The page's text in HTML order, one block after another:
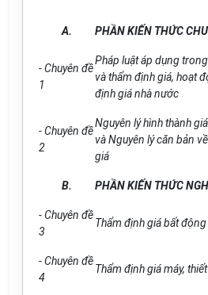
A. PHẦN KIẾN THỨC
- Chuyên đề
1
Pháp luật áp dụng
và thẩm định giá, hoạt
định giá nhà nước
- Chuyên đề
2
Nguyên lýhình thành giá
và Nguyên lý căn bản
giá
B. PHẦN KIẾN THỨC
- Chuyên đề
3
Thẩm định giá bất động
- Chuyên đề
4
Thẩm định giá máy,